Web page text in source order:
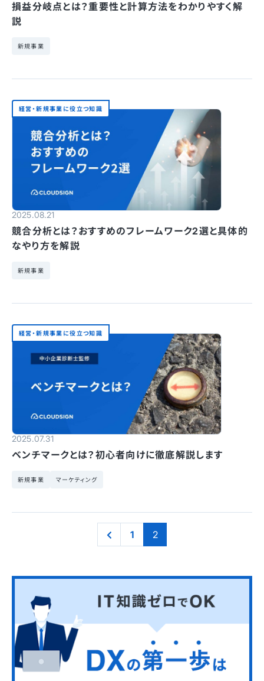
損益分岐点とは？重要性と計算方法をわかりやすく解
説
新規事業
経営・新規事業に役立つ知識
2025.08.21
競合分析とは？おすすめのフレームワーク2選と具体的
なやり方を解説
新規事業
経営・新規事業に役立つ知識
2025.07.31
ベンチマークとは？初心者向けに徹底解説します
新規事業 マーケティング
1 2